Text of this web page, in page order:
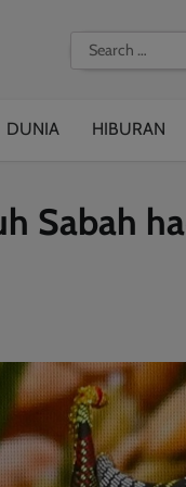
Search
for:
DUNIA HIBURAN
Sabah